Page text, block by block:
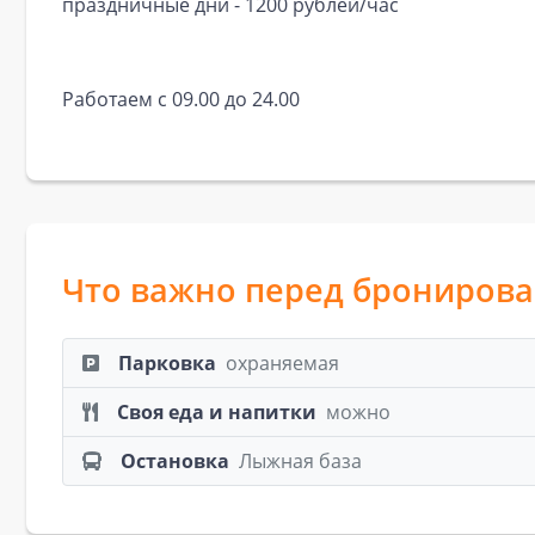
Работаем с 09.00 до 24.00
Что важно перед
Парковка охраняемая
Своя еда и напитки можно
Остановка Лыжная база